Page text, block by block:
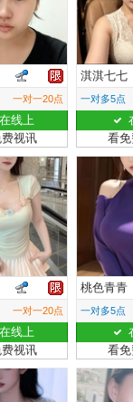
一对一20点
在线上
视讯
淇淇七七
一对多5点
看
一对一20点
在线上
视讯
桃色青青
一对多5点
看